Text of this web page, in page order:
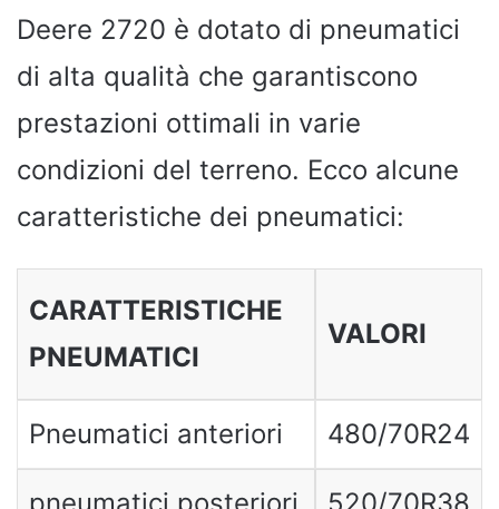
Deere 2720 è dotato di pneumatici
di alta qualità che garantiscono
prestazioni ottimali in varie
condizioni del terreno. Ecco alcune
caratteristiche dei pneumatici:
CARATTERISTICHE
PNEUMATICI
VALORI
Pneumatici anteriori 480/70R24